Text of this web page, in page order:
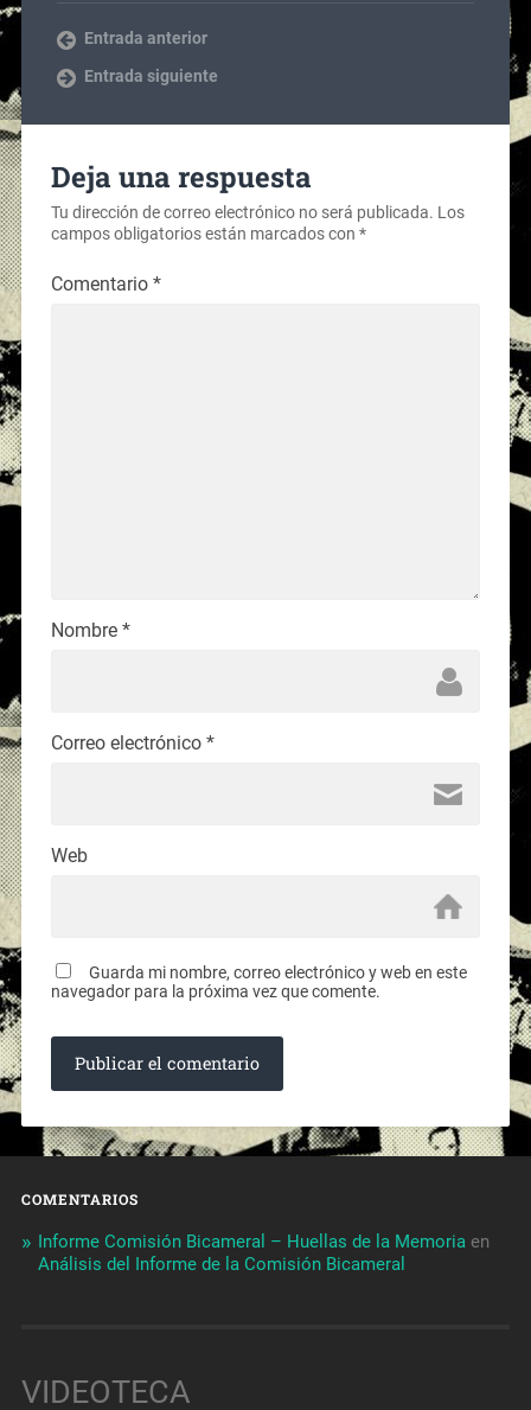
Entrada anterior
Entrada siguiente
Deja una respuesta
Tu dirección de correo electrónico no será publicada. Los
campos obligatorios están marcados con *
Comentario *
Nombre *
Correo electrónico *
Web
Guarda mi nombre, correo electrónico y web en este
navegador para la próxima vez que comente.
COMENTARIOS
Informe Comisión Bicameral – Huellas de la Memoriaen
Análisis del Informe de la Comisión Bicameral
VIDEOTECA